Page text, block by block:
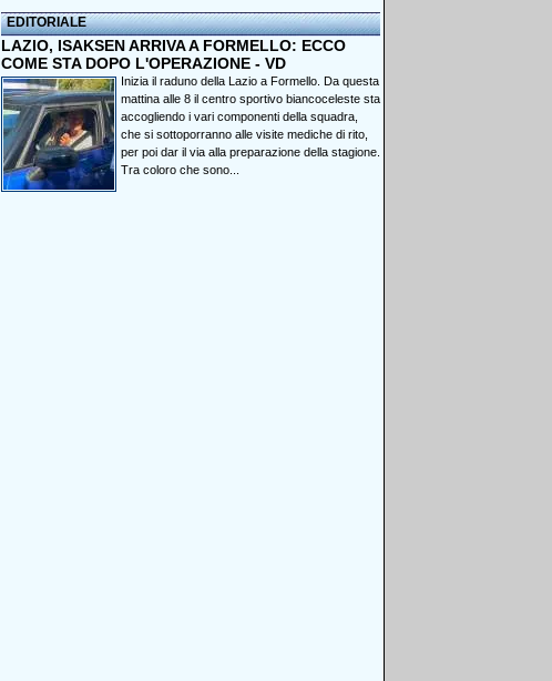
EDITORIALE
LAZIO, ISAKSEN ARRIVA A FORMELLO: ECCO
COME STA DOPO L'OPERAZIONE - VD
Inizia il raduno della Lazio a Formello. Da questa
mattina alle 8 il centro sportivo biancoceleste sta
accogliendo i vari componenti della squadra,
che si sottoporranno alle visite mediche di rito,
per poi dar il via alla preparazione della stagione.
Tra coloro che sono...